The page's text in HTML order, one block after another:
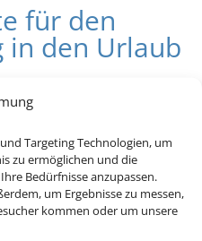
Targeting Technologien, um
zu ermöglichen und die
Bedürfnisse anzupassen.
um Ergebnisse zu messen,
kommen oder um unsere
für den
in den Urlaub
– wir haben für jedes Ziel
Sie jetzt von unserem